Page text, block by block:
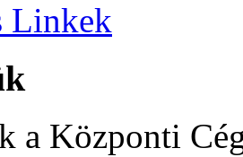
Linkek
a Központi